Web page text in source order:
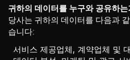
귀하의 데이터를 누구와 공유하는
당사는 귀하의 데이터를 다음과
습니다:
서비스 제공업체, 계약업체 및